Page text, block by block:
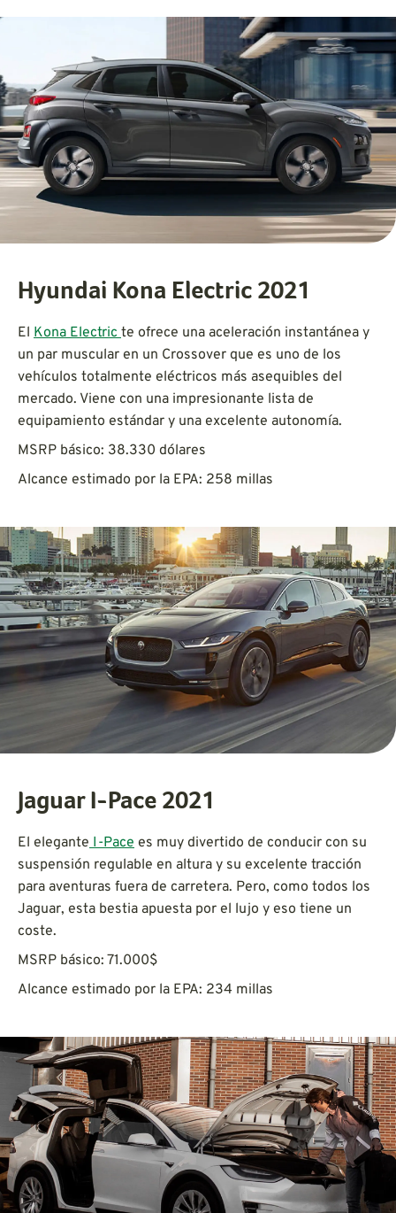
Hyundai Kona Electric 2021
El Kona Electric te ofrece una aceleración instantánea y
un par muscular en un Crossover que es uno de los
vehículos totalmente eléctricos más asequibles del
mercado. Viene con una impresionante lista de
equipamiento estándar y una excelente autonomía.
MSRP básico: 38.330 dólares
Alcance estimado por la EPA: 258 millas
Jaguar I-Pace 2021
El elegante I-Pace es muy divertido de conducir con su
suspensión regulable en altura y su excelente tracción
para aventuras fuera de carretera. Pero, como todos los
Jaguar, esta bestia apuesta por el lujo y eso tiene un
coste.
MSRP básico: 71.000$
Alcance estimado por la EPA: 234 millas